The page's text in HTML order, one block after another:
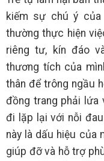
kiếm sự chú ý của
thường thực hiện
riêng tư, kín đáo
thương tích của
thân để trông ngầu
đồng trang phải lứa
đi lặp lại với nỗi
này là dấu hiệu của
giúp đỡ và hỗ trợ